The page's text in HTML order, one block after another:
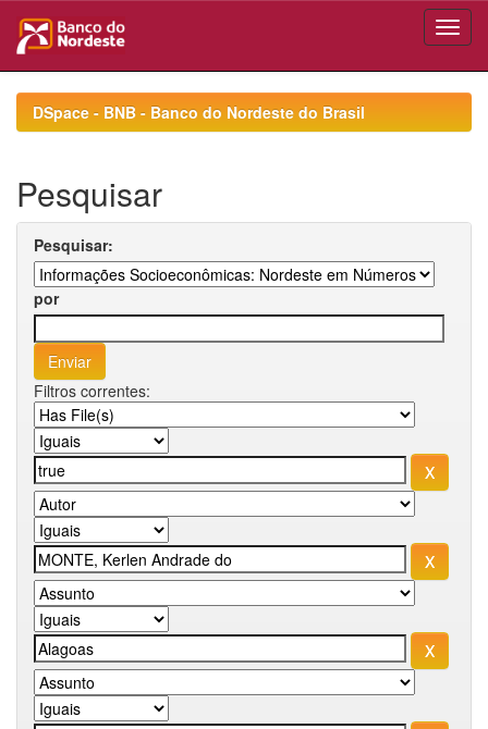
navigationDSpace - BNB - Banco do Nordeste do Brasil
Pesquisar
Pesquisar:
por
Filtros correntes: